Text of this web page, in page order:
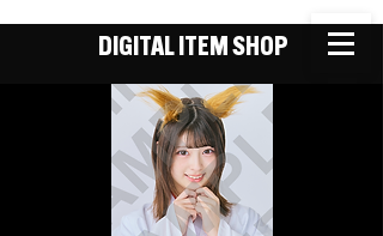
DIGITAL ITEM SHOP